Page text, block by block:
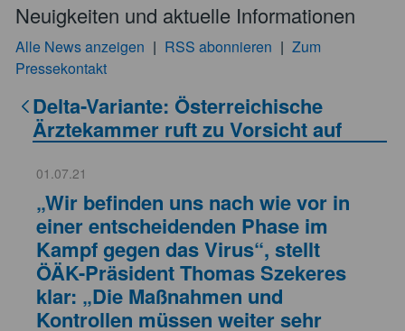
Neuigkeiten und aktuelle Informationen
Alle News anzeigen | RSS abonnieren | Zum
Pressekontakt
Delta-Variante: Österreichische
Ärztekammer ruft zu Vorsicht auf
01.07.21
„Wir befinden uns nach wie vor in
einer entscheidenden Phase im
Kampf gegen das Virus“, stellt
ÖÄK-Präsident Thomas Szekeres
klar: „Die Maßnahmen und
Kontrollen müssen weiter sehr